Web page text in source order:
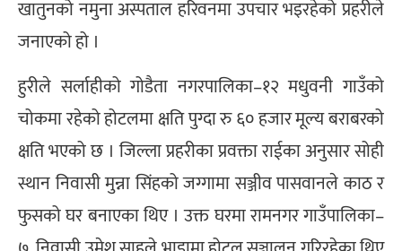
खातुनको नमुना अस्पताल हरिवनमा उपचार भइरहेको प्रहरीले
जनाएको हो ।
हुरीले सर्लाहीको गोडैता नगरपालिका–१२ मधुवनी गाउँको
चोकमा रहेको होटलमा क्षति पुग्दा रु ६० हजार मूल्य बराबरको
क्षति भएको छ । जिल्ला प्रहरीका प्रवक्ता राईका अनुसार सोही
स्थान निवासी मुन्ना सिंहको जग्गामा सञ्जीव पासवानले काठ र
फुसको घर बनाएका थिए । उक्त घरमा रामनगर गाउँपालिका–